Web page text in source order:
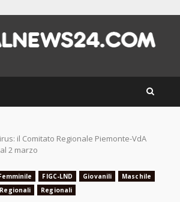
il Comitato Regionale Piemonte-VdA
2 marzo
FIGC-LND Giovanili
Maschile
Regionali Regionali